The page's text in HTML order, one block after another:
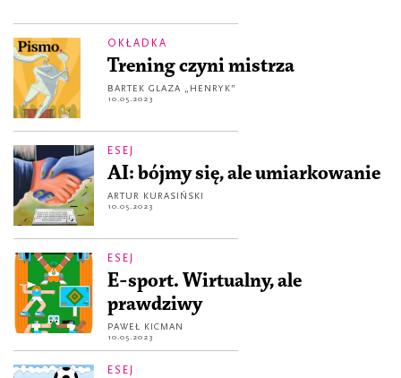
OKŁADKA
Trening czyni mistrza
BARTEK GLAZA „HENRYK”
10.05.2023
ESEJ
AI: bójmy się, ale umiarkowanie
ARTUR KURASIŃSKI
10.05.2023
ESEJ
E-sport. Wirtualny, ale
prawdziwy
PAWEŁ KICMAN
10.05.2023
ESEJ